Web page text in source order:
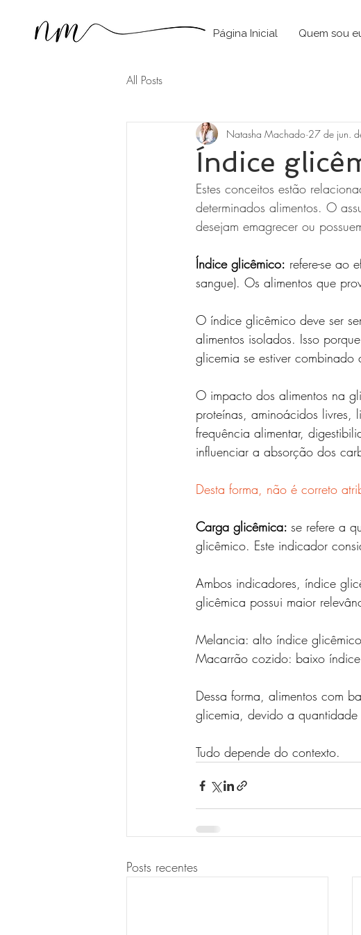
Página Inicial Quem sou
All Posts
Índice
Natasha Machado 27 de jun.
Estes conceitos estão
determinados alimentos. O
desejam emagrecer ou
Índice glicêmico: refere-se ao
sangue). Os alimentos que
O índice glicêmico deve ser
alimentos isolados. Isso
glicemia se estiver combinado
O impacto dos alimentos na
proteínas, aminoácidos livres,
frequência alimentar,
influenciar a absorção dos
Desta forma, não é correto
Carga glicêmica: se refere a
glicêmico. Este indicador
Ambos indicadores, índice
glicêmica possui maior
Melancia: alto índice
Macarrão cozido: baixo
Dessa forma, alimentos com
glicemia, devido a
Tudo depende do contexto.
Posts recentes